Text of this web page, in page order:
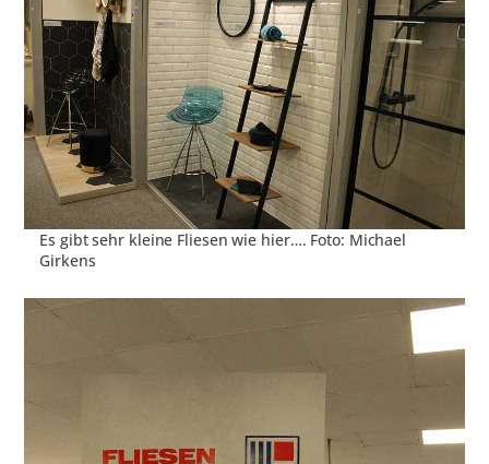
Es gibt sehr kleine Fliesen wie hier…. Foto: Michael
Girkens